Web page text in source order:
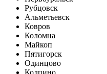
Рубцовск
Альметьевск
Ковров
Коломна
Майкоп
Пятигорск
Одинцово